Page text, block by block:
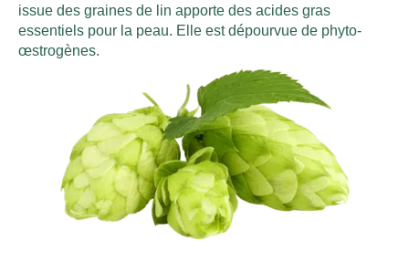
issue des graines de lin apporte des acides gras
essentiels pour la peau. Elle est dépourvue de phyto-
œstrogènes.